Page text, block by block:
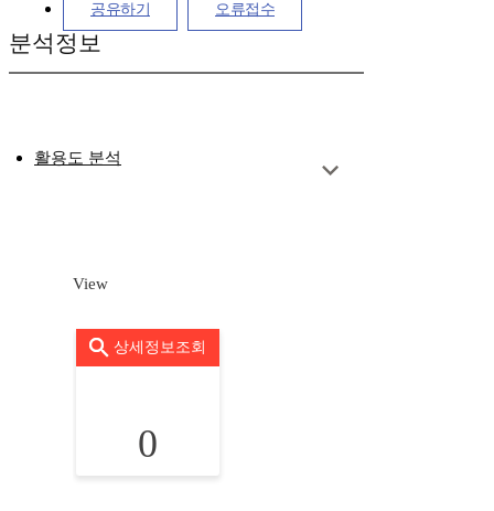
공유하기 오류접수
분석정보
활용도 분석
View
상세정보조회
0